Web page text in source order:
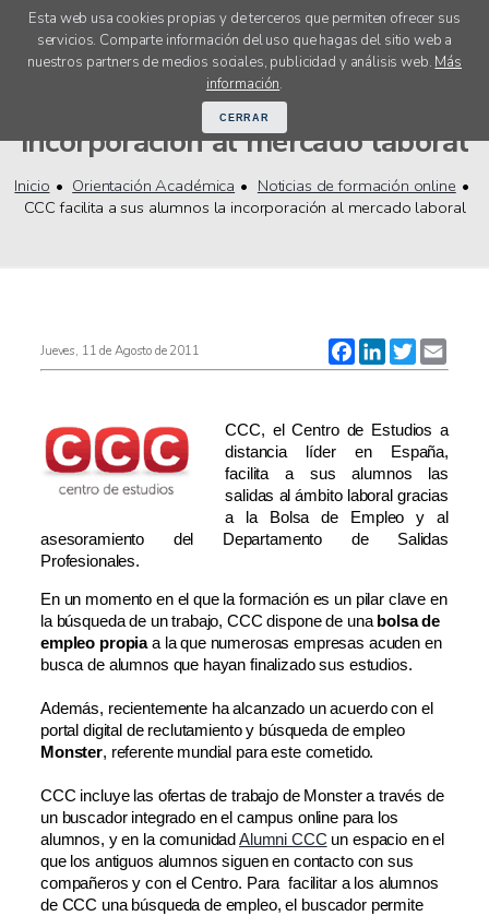
Esta web usa cookies propias y de terceros que permiten ofrecer sus
servicios. Comparte información del uso que hagas del sitio web a
nuestros partners de medios sociales, publicidad y análisis web. Más
información.
CERRAR
menú
CCC facilita a sus alumnos la
incorporación al mercado laboral
Inicio Orientación Académica
Noticias de formación online
CCC facilita a sus alumnos la incorporación al mercado laboral
Facebook
LinkedIn
Twitter
Jueves, 11 de Agosto de 2011
CCC, el Centro de Estudios a
distancia líder en España,
facilita a sus alumnos las
salidas al ámbito laboral gracias
a la Bolsa de Empleo y al
asesoramiento del Departamento de Salidas
Profesionales.
En un momento en el que la formación es un pilar clave en
la búsqueda de un trabajo, CCC dispone de una bolsa de
empleo propiaa la que numerosas empresas acuden en
busca de alumnos que hayan finalizado sus estudios.
Además, recientemente ha alcanzado un acuerdo con el
portal digital de reclutamiento y búsqueda de empleo
Monster, referente mundial para este cometido.
CCC incluye las ofertas de trabajo de Monster a través de
un buscador integrado en el campus online para los
alumnos, y en la comunidad Alumni CCC un espacio en el
que los antiguos alumnossiguen en contacto con sus
compañeros y con el Centro. Para facilitar a los alumnos
de CCC una búsqueda de empleo, el buscador permite